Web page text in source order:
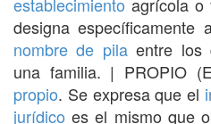
designa específicamente
nombre de pilaentre los
una familia. | PROPIO
propio. Se expresa que el
jurídico es el mismo que